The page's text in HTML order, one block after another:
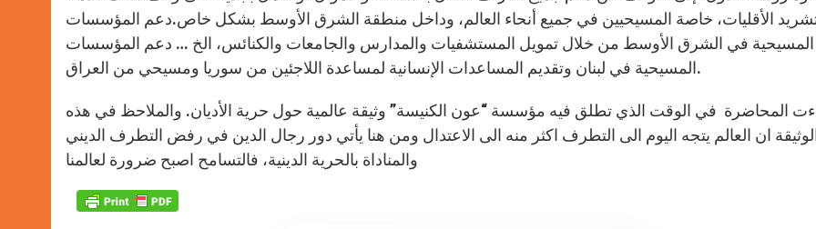
الأقليات، خاصة المسيحيين في جميع أنحاء العالم، وداخل منطقة الشرق الأوسط بشكل خاص.دعم المؤسسات
المسيحية في الشرق الأوسط من خلال تمويل المستشفيات والمدارس والجامعات والكنائس، الخ … دعم المؤسسات
المسيحية في لبنان وتقديم المساعدات الإنسانية لمساعدة اللاجئين من سوريا ومسيحي من العراق.
المحاضرة في الوقت الذي تطلق فيه مؤسسة “عون الكنيسة” وثيقة عالمية حول حرية الأديان. والملاحظ في هذه
ان العالم يتجه اليوم الى التطرف اكثر منه الى الاعتدال ومن هنا يأتي دور رجال الدين في رفض التطرف الديني
والمناداة بالحرية الدينية، فالتسامح اصبح ضرورة لعالمنا